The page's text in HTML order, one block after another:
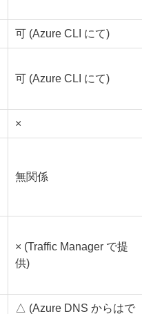
可 (Azure CLI にて)
可 (Azure CLI にて)
×
無関係
× (Traffic Manager で提
供)
△ (Azure DNS からはで